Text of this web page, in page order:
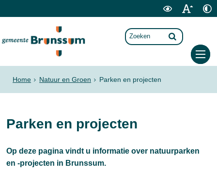
Home Natuur en Groen Parken en projecten
Parken en projecten
Op deze pagina vindt u informatie over natuurparken
en -projecten in Brunssum.